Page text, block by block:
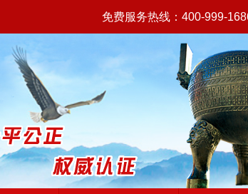
免费服务热线：400-999-